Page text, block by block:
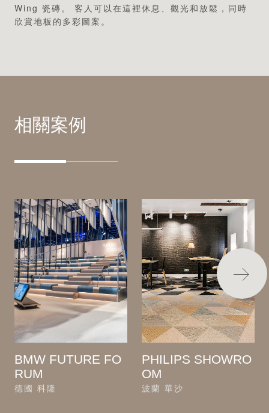
Wing 瓷磚。 客人可以在這裡休息、觀光和放鬆，同時
欣賞地板的多彩圖案。
相關案例
BMW FUTURE FO
RUM
德國 科隆
PHILIPS SHOWRO
OM
波蘭 華沙